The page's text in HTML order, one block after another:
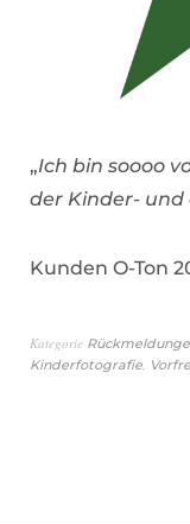
„Ich bin soooo
der Kinder- und
Kunden O-Ton
Kategorie
Kinderfotografie